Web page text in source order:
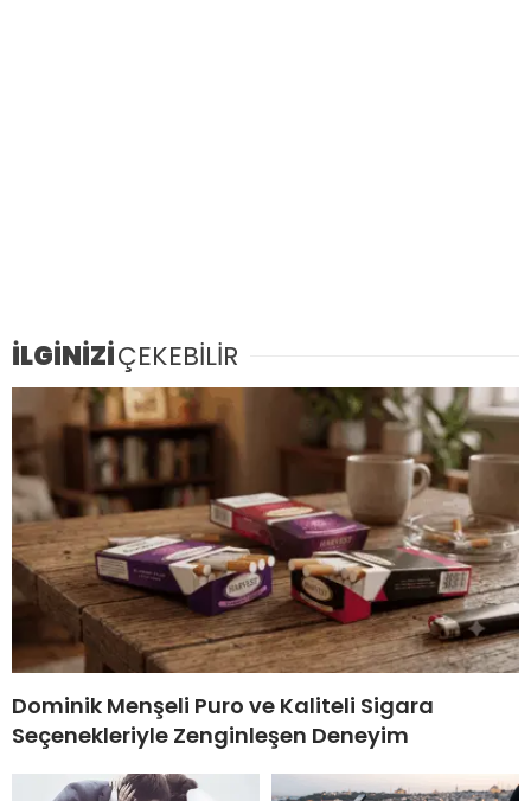
İLGİNİZİÇEKEBİLİR
Dominik Menşeli Puro ve Kaliteli Sigara
Seçenekleriyle Zenginleşen Deneyim